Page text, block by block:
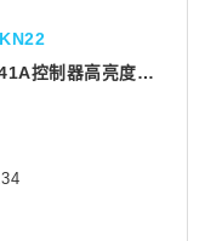
4.0寸条形显示屏480x128分辨率NV3041A控制器高亮度液晶显示屏